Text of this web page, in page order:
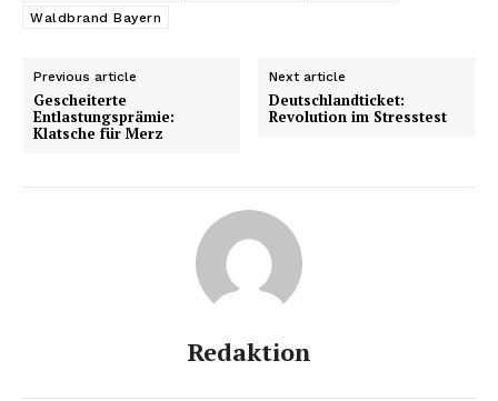
Waldbrand Bayern
Previous article
Gescheiterte
Entlastungsprämie:
Klatsche für Merz
Next article
Deutschlandticket:
Revolution im Stresstest
Redaktion